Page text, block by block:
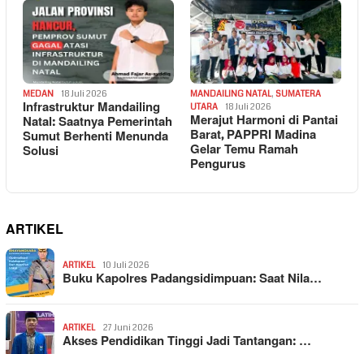
MEDAN 18 Juli 2026
Infrastruktur Mandailing
Natal: Saatnya Pemerintah
Sumut Berhenti Menunda
Solusi
MANDAILING NATAL, SUMATERA
UTARA
18 Juli 2026
Merajut Harmoni di Pantai
Barat, PAPPRI Madina
Gelar Temu Ramah
Pengurus
ARTIKEL
ARTIKEL 10 Juli 2026
Buku Kapolres Padangsidimpuan: Saat Nila…
ARTIKEL 27 Juni 2026
Akses Pendidikan Tinggi Jadi Tantangan: …